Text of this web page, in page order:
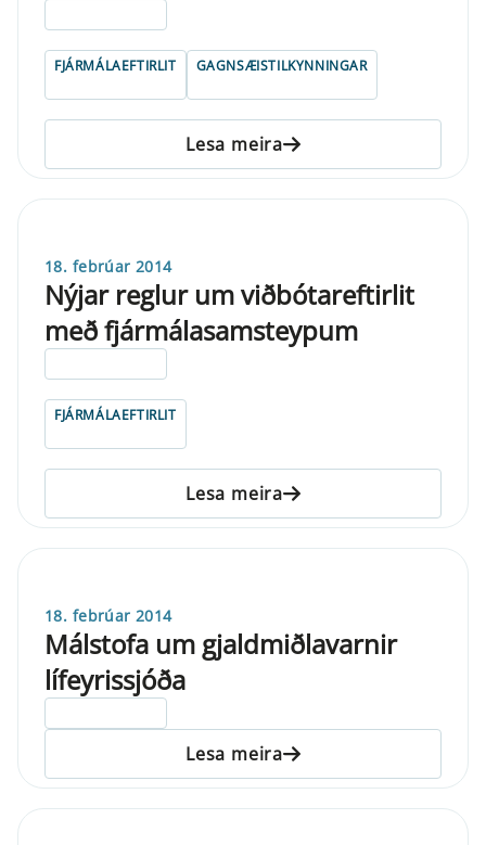
FJÁRMÁLAEFTIRLIT GAGNSÆISTILKYNNINGAR
Lesa meira
18. febrúar 2014
Nýjar reglur um viðbótareftirlit
með fjármálasamsteypum
FJÁRMÁLAEFTIRLIT
Lesa meira
18. febrúar 2014
Málstofa um gjaldmiðlavarnir
lífeyrissjóða
Lesa meira